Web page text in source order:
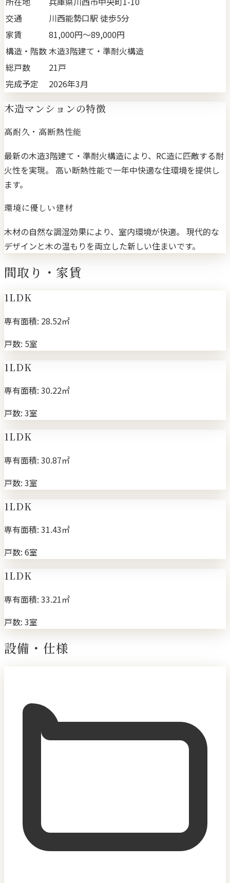
交通
川西能勢口駅 徒歩5分
家賃
81,000円〜89,000円
構造・階数木造3階建て・準耐火構造
総戸数
21戸
完成予定
2026年3月
木造マンションの特徴
高耐久・高断熱性能
最新の木造3階建て・準耐火構造により、RC造に匹敵する耐
火性を実現。 高い断熱性能で一年中快適な住環境を提供し
ます。
環境に優しい建材
木材の自然な調湿効果により、室内環境が快適。 現代的な
デザインと木の温もりを両立した新しい住まいです。
間取り・家賃
1LDK
専有面積: 28.52㎡
戸数: 5室
1LDK
専有面積: 30.22㎡
戸数: 3室
1LDK
専有面積: 30.87㎡
戸数: 3室
1LDK
専有面積: 31.43㎡
戸数: 6室
1LDK
専有面積: 33.21㎡
戸数: 3室
設備・仕様